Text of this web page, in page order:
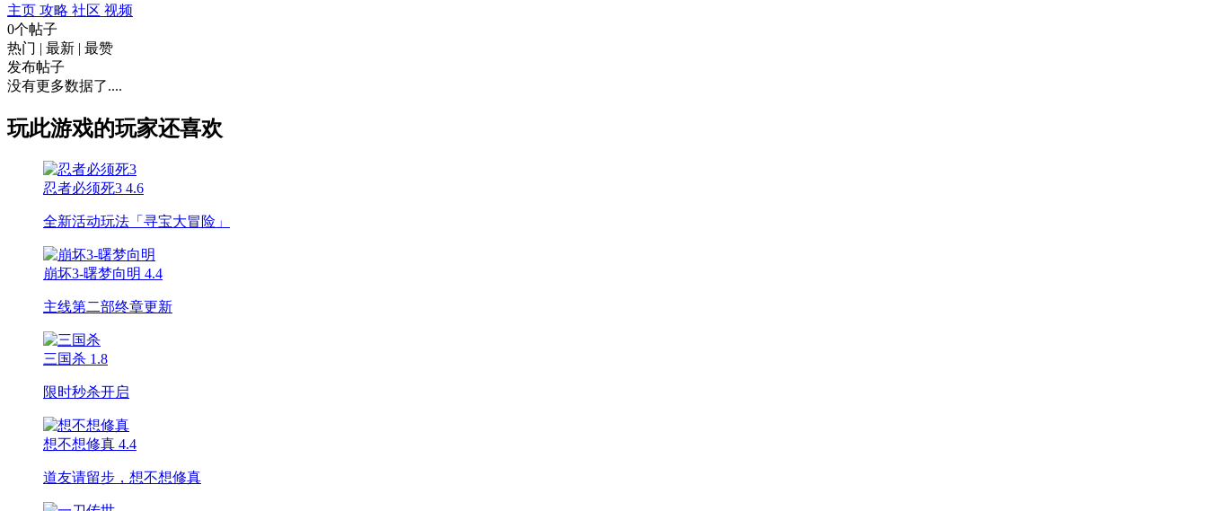
主页 攻略 社区 视频
0个帖子
热门 | 最新 | 最赞
发布帖子
没有更多数据了....
玩此游戏的玩家还喜欢
忍者必须死3 4.6
全新活动玩法「寻宝大冒险」
崩坏3-曙梦向明 4.4
主线第二部终章更新
三国杀 1.8
限时秒杀开启
想不想修真 4.4
道友请留步，想不想修真